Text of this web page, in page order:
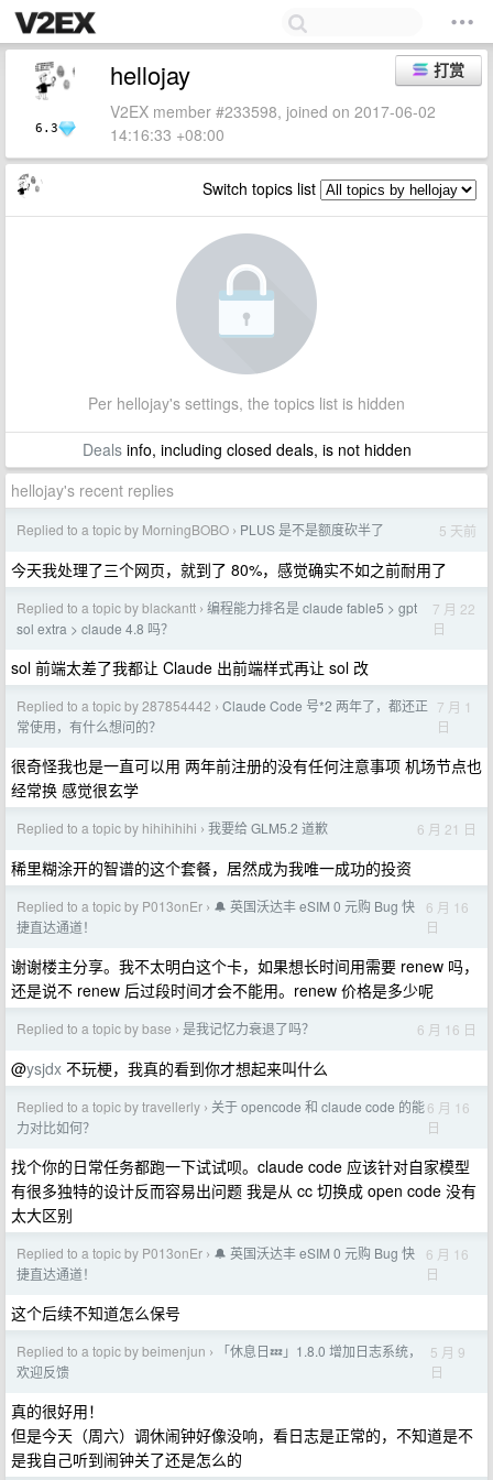
6.3
打赏
hellojay
V2EX member #233598, joined on 2017-06-02
14:16:33 +08:00
Switch topics list
Per hellojay's settings, the topics list is hidden
Dealsinfo, including closed deals, is not hidden
hellojay's recent replies
Replied to a topic by MorningBOBO › PLUS 是不是额度砍半了 5 天前
今天我处理了三个网页，就到了 80%，感觉确实不如之前耐用了
Replied to a topic by blackantt › 编程能力排名是 claude fable5 > gpt
sol extra > claude 4.8 吗？
7 月 22
日
sol 前端太差了我都让 Claude 出前端样式再让 sol 改
Replied to a topic by 287854442 › Claude Code 号*2 两年了，都还正
常使用，有什么想问的？
7 月 1
日
很奇怪我也是一直可以用 两年前注册的没有任何注意事项 机场节点也
经常换 感觉很玄学
Replied to a topic by hihihihihi › 我要给 GLM5.2 道歉 6 月 21 日
稀里糊涂开的智谱的这个套餐，居然成为我唯一成功的投资
Replied to a topic by P013onEr › 🔔 英国沃达丰 eSIM 0 元购 Bug 快
捷直达通道！
6 月 16
日
谢谢楼主分享。我不太明白这个卡，如果想长时间用需要 renew 吗，
还是说不 renew 后过段时间才会不能用。renew 价格是多少呢
Replied to a topic by base › 是我记忆力衰退了吗？ 6 月 16 日
@ysjdx 不玩梗，我真的看到你才想起来叫什么
Replied to a topic by travellerly › 关于 opencode 和 claude code 的能
力对比如何？
6 月 16
日
找个你的日常任务都跑一下试试呗。claude code 应该针对自家模型
有很多独特的设计反而容易出问题 我是从 cc 切换成 open code 没有
太大区别
Replied to a topic by P013onEr › 🔔 英国沃达丰 eSIM 0 元购 Bug 快
捷直达通道！
6 月 16
日
这个后续不知道怎么保号
Replied to a topic by beimenjun ›
「休息日💤」1.8.0 增加日志系统，
欢迎反馈
5 月 9
日
真的很好用！
但是今天（周六）调休闹钟好像没响，看日志是正常的，不知道是不
是我自己听到闹钟关了还是怎么的